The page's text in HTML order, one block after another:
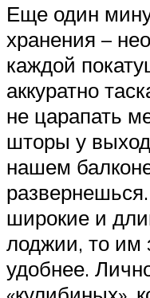
Еще один
хранения –
каждой
аккуратно
не царапать
шторы у
нашем
широкие и
лоджии, то им
удобнее.